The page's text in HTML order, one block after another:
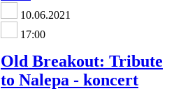
10.06.2021
17:00
Old Breakout: Tribute
to Nalepa - koncert